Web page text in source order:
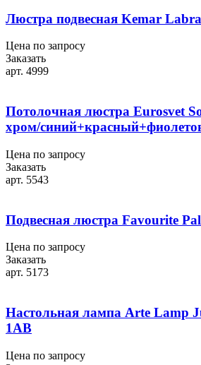
Люстра подвесная Kemar
Цена по запросу
Заказать
арт. 4999
Потолочная люстра Eurosvet
хром/
Цена по запросу
Заказать
арт. 5543
Подвесная люстра Favourite
Цена по запросу
Заказать
арт. 5173
Настольная лампа Arte Lamp
1AB
Цена по запросу